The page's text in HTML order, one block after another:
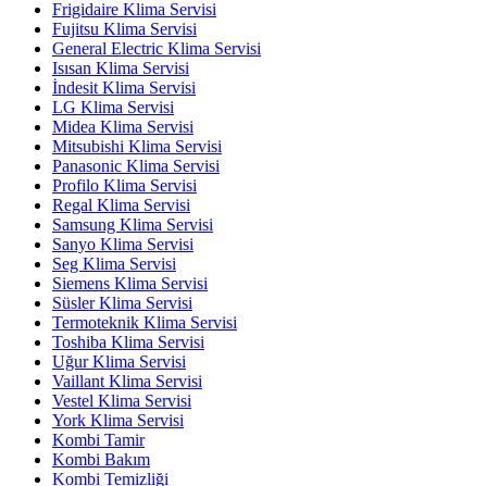
Frigidaire Klima Servisi
Fujitsu Klima Servisi
General Electric Klima Servisi
Isısan Klima Servisi
İndesit Klima Servisi
LG Klima Servisi
Midea Klima Servisi
Mitsubishi Klima Servisi
Panasonic Klima Servisi
Profilo Klima Servisi
Regal Klima Servisi
Samsung Klima Servisi
Sanyo Klima Servisi
Seg Klima Servisi
Siemens Klima Servisi
Süsler Klima Servisi
Termoteknik Klima Servisi
Toshiba Klima Servisi
Uğur Klima Servisi
Vaillant Klima Servisi
Vestel Klima Servisi
York Klima Servisi
Kombi Tamir
Kombi Bakım
Kombi Temizliği